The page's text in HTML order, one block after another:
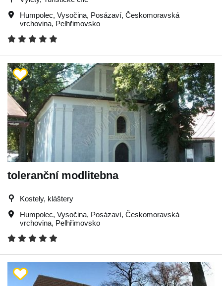
Humpolec, Vysočina, Posázaví, Českomoravská
vrchovina, Pelhřimovsko
toleranční modlitebna
Kostely, kláštery
Humpolec, Vysočina, Posázaví, Českomoravská
vrchovina, Pelhřimovsko